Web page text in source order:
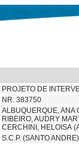
PROJETO DE
NR. 383750
ALBUQUERQUE, ANA
RIBEIRO, AUDRY
CERCHINI, HELOISA
S.C.P. (SANTO ANDRE)